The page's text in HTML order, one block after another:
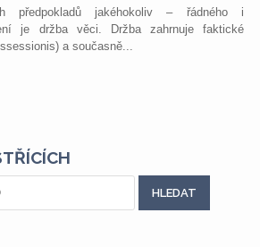
předpokladů jakéhokoliv – řádného i
je držba věci. Držba zahrnuje faktické
a současně...